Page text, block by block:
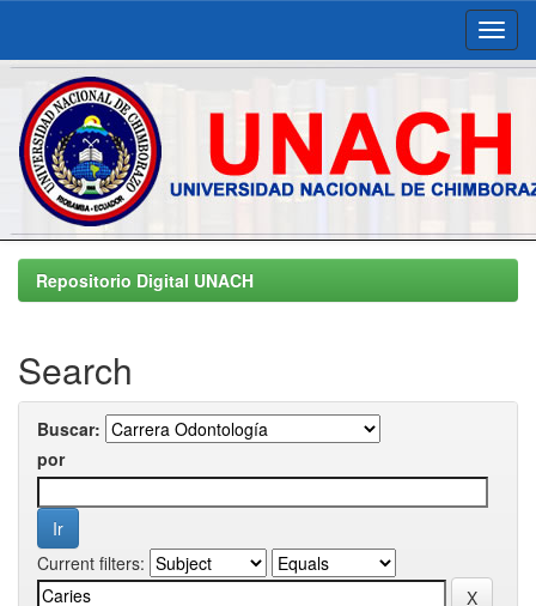
Skip
navigationRepositorio Digital UNACH
Search
Buscar:
por
Current filters: